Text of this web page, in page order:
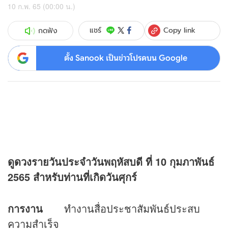
10 ก.พ. 65 (00:00 น.)
กดฟัง แชร์ Copy link
ตั้ง Sanook เป็นข่าวโปรดบน Google
ดูดวงรายวันประจำวันพฤหัสบดี ที่ 10 กุมภาพันธ์
2565 สำหรับท่านที่เกิดวันศุกร์
การงาน ทำงานสื่อประชาสัมพันธ์ประสบ
ความสำเร็จ